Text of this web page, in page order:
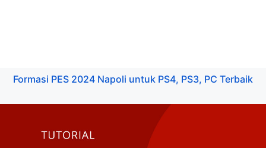
Formasi PES 2024 Napoli untuk PS4, PS3, PC Terbaik